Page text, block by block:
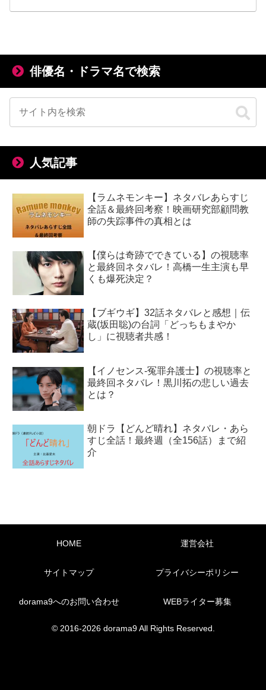
俳優名・ドラマ名で検索
人気記事
【ラムネモンキー】ネタバレあらすじ
全話＆最終回考察！映画研究部顧問教
師の失踪事件の真相とは
【僕らは奇跡でできている】の視聴率
と最終回ネタバレ！高橋一生主演も早
くも爆死決定？
【ブギウギ】32話ネタバレと感想｜伝
蔵(坂田聡)の台詞「どっちもまやか
し」に視聴者共感！
【イノセンス-冤罪弁護士】の視聴率と
最終回ネタバレ！黒川拓の悲しい過去
とは？
朝ドラ【どんど晴れ】ネタバレ・あら
すじ全話！最終週（全156話）まで紹
介
HOME 運営会社
サイトマップ プライバシーポリシー
dorama9へのお問い合わせ WEBライター募集
© 2016-2026 dorama9 All Rights Reserved.